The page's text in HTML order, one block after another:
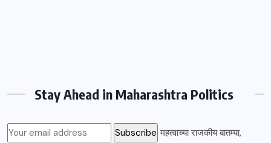
Stay Ahead in Maharashtra Politics
महत्वाच्या राजकीय बातम्या,